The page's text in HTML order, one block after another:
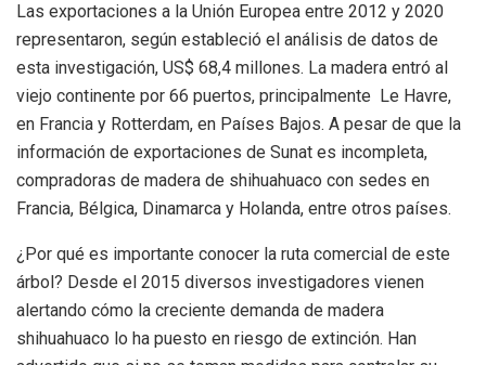
Las exportaciones a la Unión Europea entre 2012 y 2020
representaron, según estableció el análisis de datos de
esta investigación, US$ 68,4 millones. La madera entró al
viejo continente por 66 puertos, principalmente Le Havre,
en Francia y Rotterdam, en Países Bajos. A pesar de que la
información de exportaciones de Sunat es incompleta,
compradoras de madera de shihuahuaco con sedes en
Francia, Bélgica, Dinamarca y Holanda, entre otros países.
¿Por qué es importante conocer la ruta comercial de este
árbol? Desde el 2015 diversos investigadores vienen
alertando cómo la creciente demanda de madera
shihuahuaco lo ha puesto en riesgo de extinción. Han